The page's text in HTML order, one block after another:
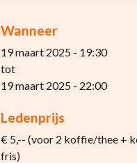
Wanneer
19 maart 2025 - 19:30
tot
19 maart 2025 - 22:00
Ledenprijs
€ 5,-- (voor 2 koffie/thee +
fris)